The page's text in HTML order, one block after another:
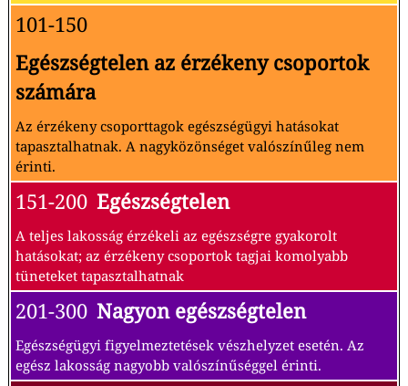
101-150
Egészségtelen az érzékeny csoportok
számára
Az érzékeny csoporttagok egészségügyi hatásokat
tapasztalhatnak. A nagyközönséget valószínűleg nem
érinti.
151-200 Egészségtelen
A teljes lakosság érzékeli az egészségre gyakorolt
hatásokat; az érzékeny csoportok tagjai komolyabb
tüneteket tapasztalhatnak
201-300 Nagyon egészségtelen
Egészségügyi figyelmeztetések vészhelyzet esetén. Az
egész lakosság nagyobb valószínűséggel érinti.